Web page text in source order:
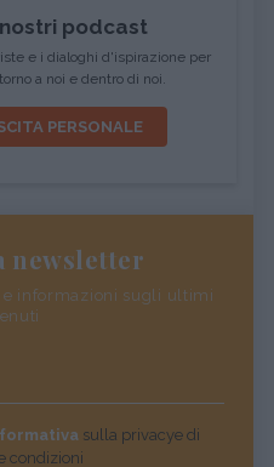
podcast
e i dialoghi d'ispirazione per
a noi e dentro di noi.
PERSONALE
newsletter
informazioni sugli ultimi
sulla privacye di
condizioni